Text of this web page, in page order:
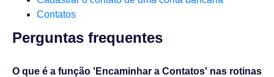
Contatos
Perguntas frequentes​
O que é a função 'Encaminhar a Contatos' nas rotinas